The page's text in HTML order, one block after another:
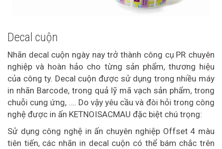
Decal cuộn
Nhãn decal cuộn ngày nay trở thành công cụ PR chuyên
nghiệp và hoàn hảo cho từng sản phẩm, thương hiệu
của công ty. Decal cuộn được sử dụng trong nhiều máy
in nhãn Barcode, trong quả lỹ mã vạch sản phẩm, trong
chuỗi cung ứng, …. Do vậy yêu cầu và đòi hỏi trong công
nghệ được in ấn KETNOISACMAU đặc biệt chú trọng:
Sử dụng công nghệ in ấn chuyên nghiệp Offset 4 màu
tiên tiến, các nhãn in decal cuộn có thể bám chắc trên